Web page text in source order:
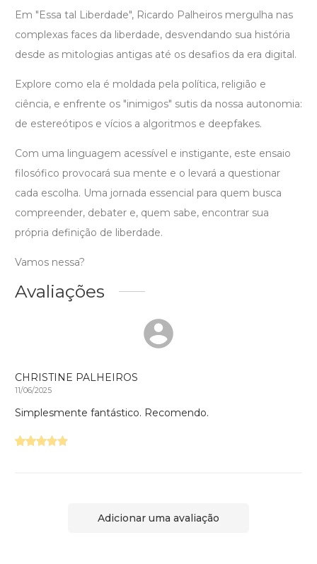
Em "Essa tal Liberdade", Ricardo Palheiros mergulha nas
complexas faces da liberdade, desvendando sua história
desde as mitologias antigas até os desafios da era digital.
Explore como ela é moldada pela política, religião e
ciência, e enfrente os "inimigos" sutis da nossa autonomia:
de estereótipos e vícios a algoritmos e deepfakes.
Com uma linguagem acessível e instigante, este ensaio
filosófico provocará sua mente e o levará a questionar
cada escolha. Uma jornada essencial para quem busca
compreender, debater e, quem sabe, encontrar sua
própria definição de liberdade.
Vamos nessa?
Avaliações
CHRISTINE PALHEIROS
11/06/2025
Simplesmente fantástico. Recomendo.
Adicionar uma avaliação